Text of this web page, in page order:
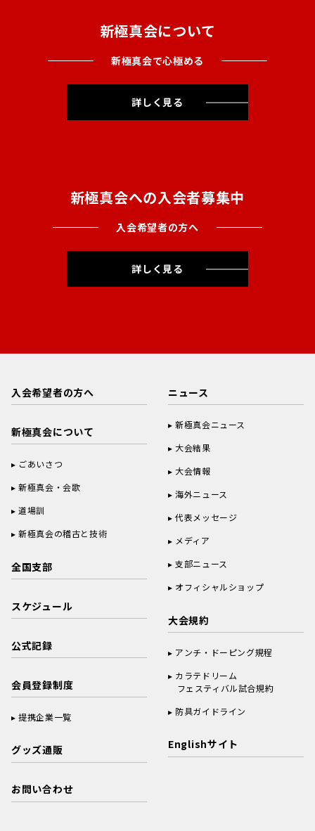
新極真会について
新極真会で心極める
詳しく見る
新極真会への入会者募集中
入会希望者の方へ
詳しく見る
入会希望者の方へ
新極真会について
ごあいさつ
新極真会・会歌
道場訓
新極真会の稽古と技術
全国支部
スケジュール
公式記録
会員登録制度
提携企業一覧
グッズ通販
お問い合わせ
ニュース
新極真会ニュース
大会結果
大会情報
海外ニュース
代表メッセージ
メディア
支部ニュース
オフィシャルショップ
大会規約
アンチ・ドーピング規程
カラテドリーム
フェスティバル試合規約
防具ガイドライン
Englishサイト